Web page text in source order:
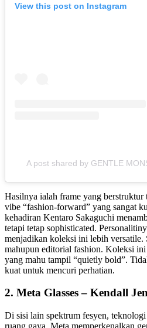
View this post on Instagram
A post shared by GENTLE
Hasilnya ialah frame yang berstruktur
vibe “fashion-forward” yang sangat
kehadiran Kentaro Sakaguchi
tetapi tetap sophisticated.
menjadikan koleksi ini lebih versatile.
mahupun editorial fashion. Koleksi ini
yang mahu tampil “quietly bold”.
kuat untuk mencuri perhatian.
2. Meta Glasses – Kendall
Di sisi lain spektrum fesyen,
ruang gaya. Meta memperkenalkan